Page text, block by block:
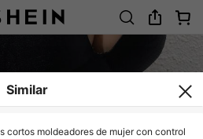
Similar
cortos moldeadores de mujer con control